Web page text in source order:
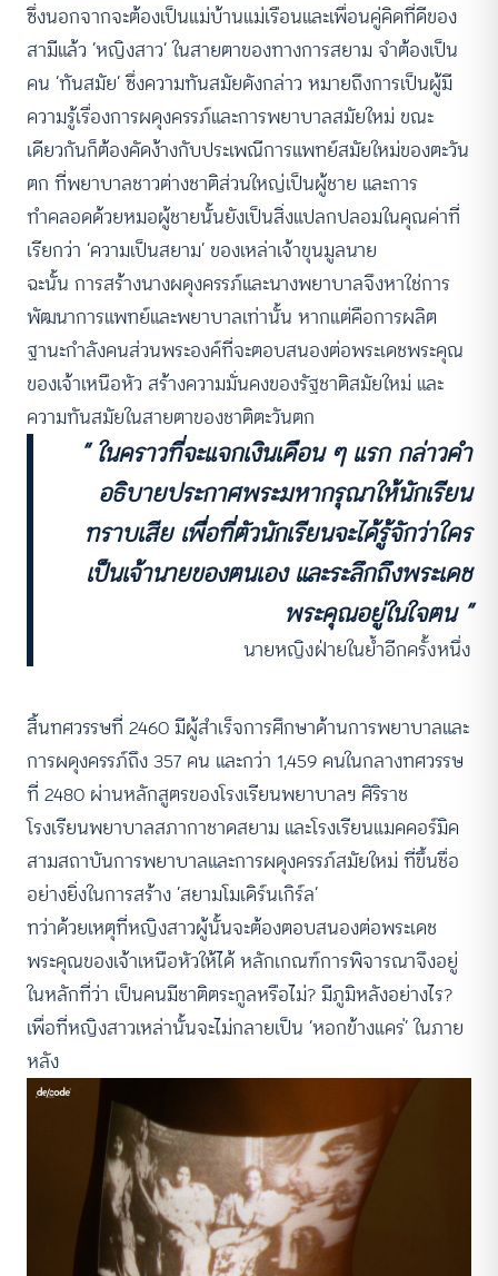
ซึ่งนอกจากจะต้องเป็นแม่บ้านแม่เรือนและเพื่อนคู่คิดที่ดีของ
สามีแล้ว ‘หญิงสาว’ ในสายตาของทางการสยาม จำต้องเป็น
คน ‘ทันสมัย’ ซึ่งความทันสมัยดังกล่าว หมายถึงการเป็นผู้มี
ความรู้เรื่องการผดุงครรภ์และการพยาบาลสมัยใหม่ ขณะ
เดียวกันก็ต้องคัดง้างกับประเพณีการแพทย์สมัยใหม่ของตะวัน
ตก ที่พยาบาลชาวต่างชาติส่วนใหญ่เป็นผู้ชาย และการ
ทำคลอดด้วยหมอผู้ชายนั้นยังเป็นสิ่งแปลกปลอมในคุณค่าที่
เรียกว่า ‘ความเป็นสยาม’ ของเหล่าเจ้าขุนมูลนาย
ฉะนั้น การสร้างนางผดุงครรภ์และนางพยาบาลจึงหาใช่การ
พัฒนาการแพทย์และพยาบาลเท่านั้น หากแต่คือการผลิต
ฐานะกำลังคนส่วนพระองค์ที่จะตอบสนองต่อพระเดชพระคุณ
ของเจ้าเหนือหัว สร้างความมั่นคงของรัฐชาติสมัยใหม่ และ
ความทันสมัยในสายตาของชาติตะวันตก
“ ในคราวที่จะแจกเงินเดือน ๆ แรก กล่าวคำ
อธิบายประกาศพระมหากรุณาให้นักเรียน
ทราบเสีย เพื่อที่ตัวนักเรียนจะได้รู้จักว่าใคร
เป็นเจ้านายของตนเอง และระลึกถึงพระเดช
พระคุณอยู่ในใจตน ”
นายหญิงฝ่ายในย้ำอีกครั้งหนึ่ง
สิ้นทศวรรษที่ 2460 มีผู้สำเร็จการศึกษาด้านการพยาบาลและ
การผดุงครรภ์ถึง 357 คน และกว่า 1,459 คนในกลางทศวรรษ
ที่ 2480 ผ่านหลักสูตรของโรงเรียนพยาบาลฯ ศิริราช
โรงเรียนพยาบาลสภากาชาดสยาม และโรงเรียนแมคคอร์มิค
สามสถาบันการพยาบาลและการผดุงครรภ์สมัยใหม่ ที่ขึ้นชื่อ
อย่างยิ่งในการสร้าง ‘สยามโมเดิร์นเกิร์ล’
ทว่าด้วยเหตุที่หญิงสาวผู้นั้นจะต้องตอบสนองต่อพระเดช
พระคุณของเจ้าเหนือหัวให้ได้ หลักเกณฑ์การพิจารณาจึงอยู่
ในหลักที่ว่า เป็นคนมีชาติตระกูลหรือไม่? มีภูมิหลังอย่างไร?
เพื่อที่หญิงสาวเหล่านั้นจะไม่กลายเป็น ‘หอกข้างแคร่’ ในภาย
หลัง